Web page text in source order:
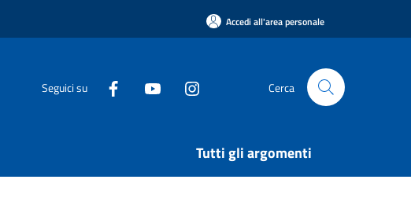
Accedi all'area personale
Seguici su Cerca
Tutti gli argomenti